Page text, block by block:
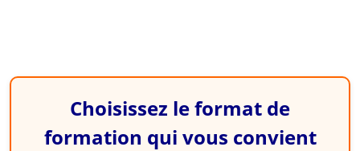
Choisissez le format de
formation qui vous convient